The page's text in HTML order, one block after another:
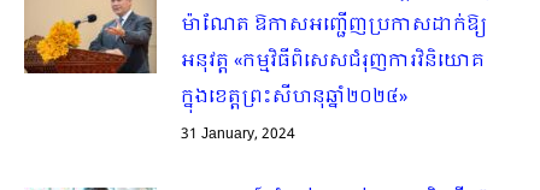
ម៉ាណែត ឱកាសអញ្ជើញប្រកាសដាក់ឱ្យ
អនុវត្ត «កម្មវិធីពិសេសជំរុញការវិនិយោគ
ក្នុងខេត្តព្រះសីហនុឆ្នាំ២០២៤»
31 January, 2024